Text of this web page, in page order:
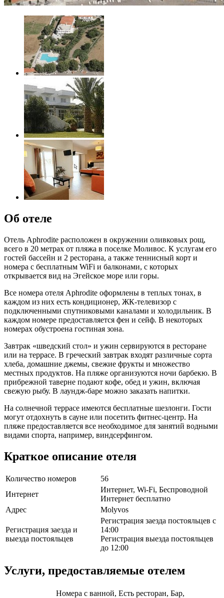
Об отеле
Отель Aphrodite расположен в окружении оливковых рощ,
всего в 20 метрах от пляжа в поселке Моливос. К услугам его
гостей бассейн и 2 ресторана, а также теннисный корт и
номера с бесплатным WiFi и балконами, с которых
открывается вид на Эгейское море или горы.
Все номера отеля Aphrodite оформлены в теплых тонах, в
каждом из них есть кондиционер, ЖК-телевизор с
подключенными спутниковыми каналами и холодильник. В
каждом номере предоставляется фен и сейф. В некоторых
номерах обустроена гостиная зона.
Завтрак «шведский стол» и ужин сервируются в ресторане
или на террасе. В греческий завтрак входят различные сорта
хлеба, домашние джемы, свежие фрукты и множество
местных продуктов. На пляже организуются ночи барбекю. В
прибрежной таверне подают кофе, обед и ужин, включая
свежую рыбу. В лаундж-баре можно заказать напитки.
На солнечной террасе имеются бесплатные шезлонги. Гости
могут отдохнуть в сауне или посетить фитнес-центр. На
пляже предоставляется все необходимое для занятий водными
видами спорта, например, виндсерфингом.
Краткое описание отеля
Количество номеров
56
Интернет
Интернет, Wi-Fi, Беспроводной
Интернет бесплатно
Адрес
Molyvos
Регистрация заезда и
выезда постояльцев
Регистрация заезда постояльцев с
14:00
Регистрация выезда постояльцев
до 12:00
Услуги, предоставляемые отелем
Номера с ванной, Есть ресторан, Бар,